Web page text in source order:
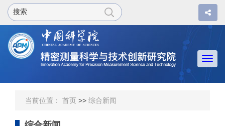
当前位置： 首页 >> 综合新闻